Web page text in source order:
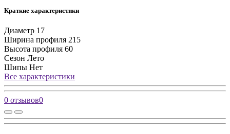
Краткие характеристики
Диаметр 17
Ширина профиля 215
Высота профиля 60
Сезон Лето
Шипы Нет
Все характеристики
0 отзывов0